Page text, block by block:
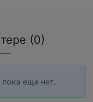
(0)
еще нет.